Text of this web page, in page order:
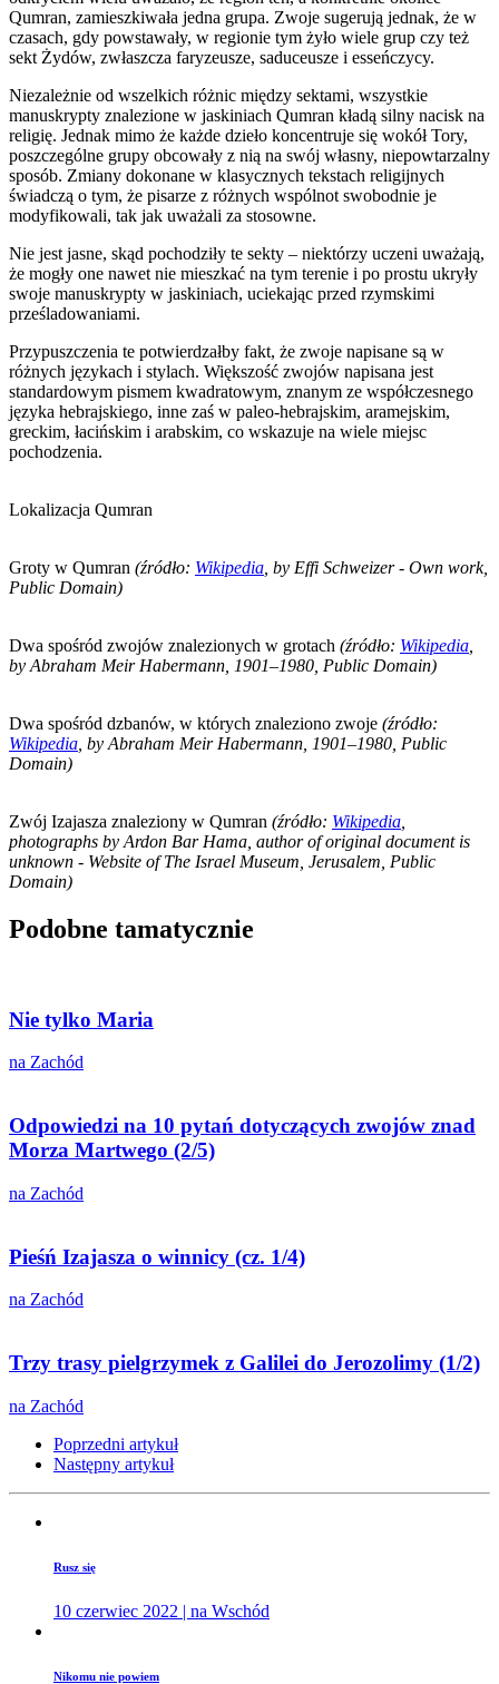
Qumran, zamieszkiwała jedna grupa. Zwoje sugerują jednak, że w
czasach, gdy powstawały, w regionie tym żyło wiele grup czy też
sekt Żydów, zwłaszcza faryzeusze, saduceusze i esseńczycy.
Niezależnie od wszelkich różnic między sektami, wszystkie
manuskrypty znalezione w jaskiniach Qumran kładą silny nacisk na
religię. Jednak mimo że każde dzieło koncentruje się wokół Tory,
poszczególne grupy obcowały z nią na swój własny, niepowtarzalny
sposób. Zmiany dokonane w klasycznych tekstach religijnych
świadczą o tym, że pisarze z różnych wspólnot swobodnie je
modyfikowali, tak jak uważali za stosowne.
Nie jest jasne, skąd pochodziły te sekty – niektórzy uczeni uważają,
że mogły one nawet nie mieszkać na tym terenie i po prostu ukryły
swoje manuskrypty w jaskiniach, uciekając przed rzymskimi
prześladowaniami.
Przypuszczenia te potwierdzałby fakt, że zwoje napisane są w
różnych językach i stylach. Większość zwojów napisana jest
standardowym pismem kwadratowym, znanym ze współczesnego
języka hebrajskiego, inne zaś w paleo-hebrajskim, aramejskim,
greckim, łacińskim i arabskim, co wskazuje na wiele miejsc
pochodzenia.
Lokalizacja Qumran
Groty w Qumran (źródło: Wikipedia , by Effi Schweizer - Own work,
Public Domain)
Dwa spośród zwojów znalezionych w grotach (źródło: Wikipedia
by Abraham Meir Habermann, 1901–1980, Public Domain)
Dwa spośród dzbanów, w których znaleziono zwoje (źródło:
Wikipedia , by Abraham Meir Habermann, 1901–1980, Public
Domain)
Zwój Izajasza znaleziony w Qumran (źródło: Wikipedia
photographs by Ardon Bar Hama, author of original document is
unknown - Website of The Israel Museum, Jerusalem, Public
Domain)
Podobne tamatycznie
Nie tylko Maria
na Zachód
Odpowiedzi na 10 pytań dotyczących zwojów znad
Morza Martwego (2/5)
na Zachód
Pieśń Izajasza o winnicy (cz. 1/4)
na Zachód
Trzy trasy pielgrzymek z Galilei do Jerozolimy (1/2)
na Zachód
Poprzedni artykuł
Następny artykuł
Rusz się
10 czerwiec 2022 | na Wschód
Nikomu nie powiem